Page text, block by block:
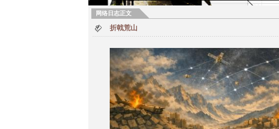
网络日志正文
折戟荒山